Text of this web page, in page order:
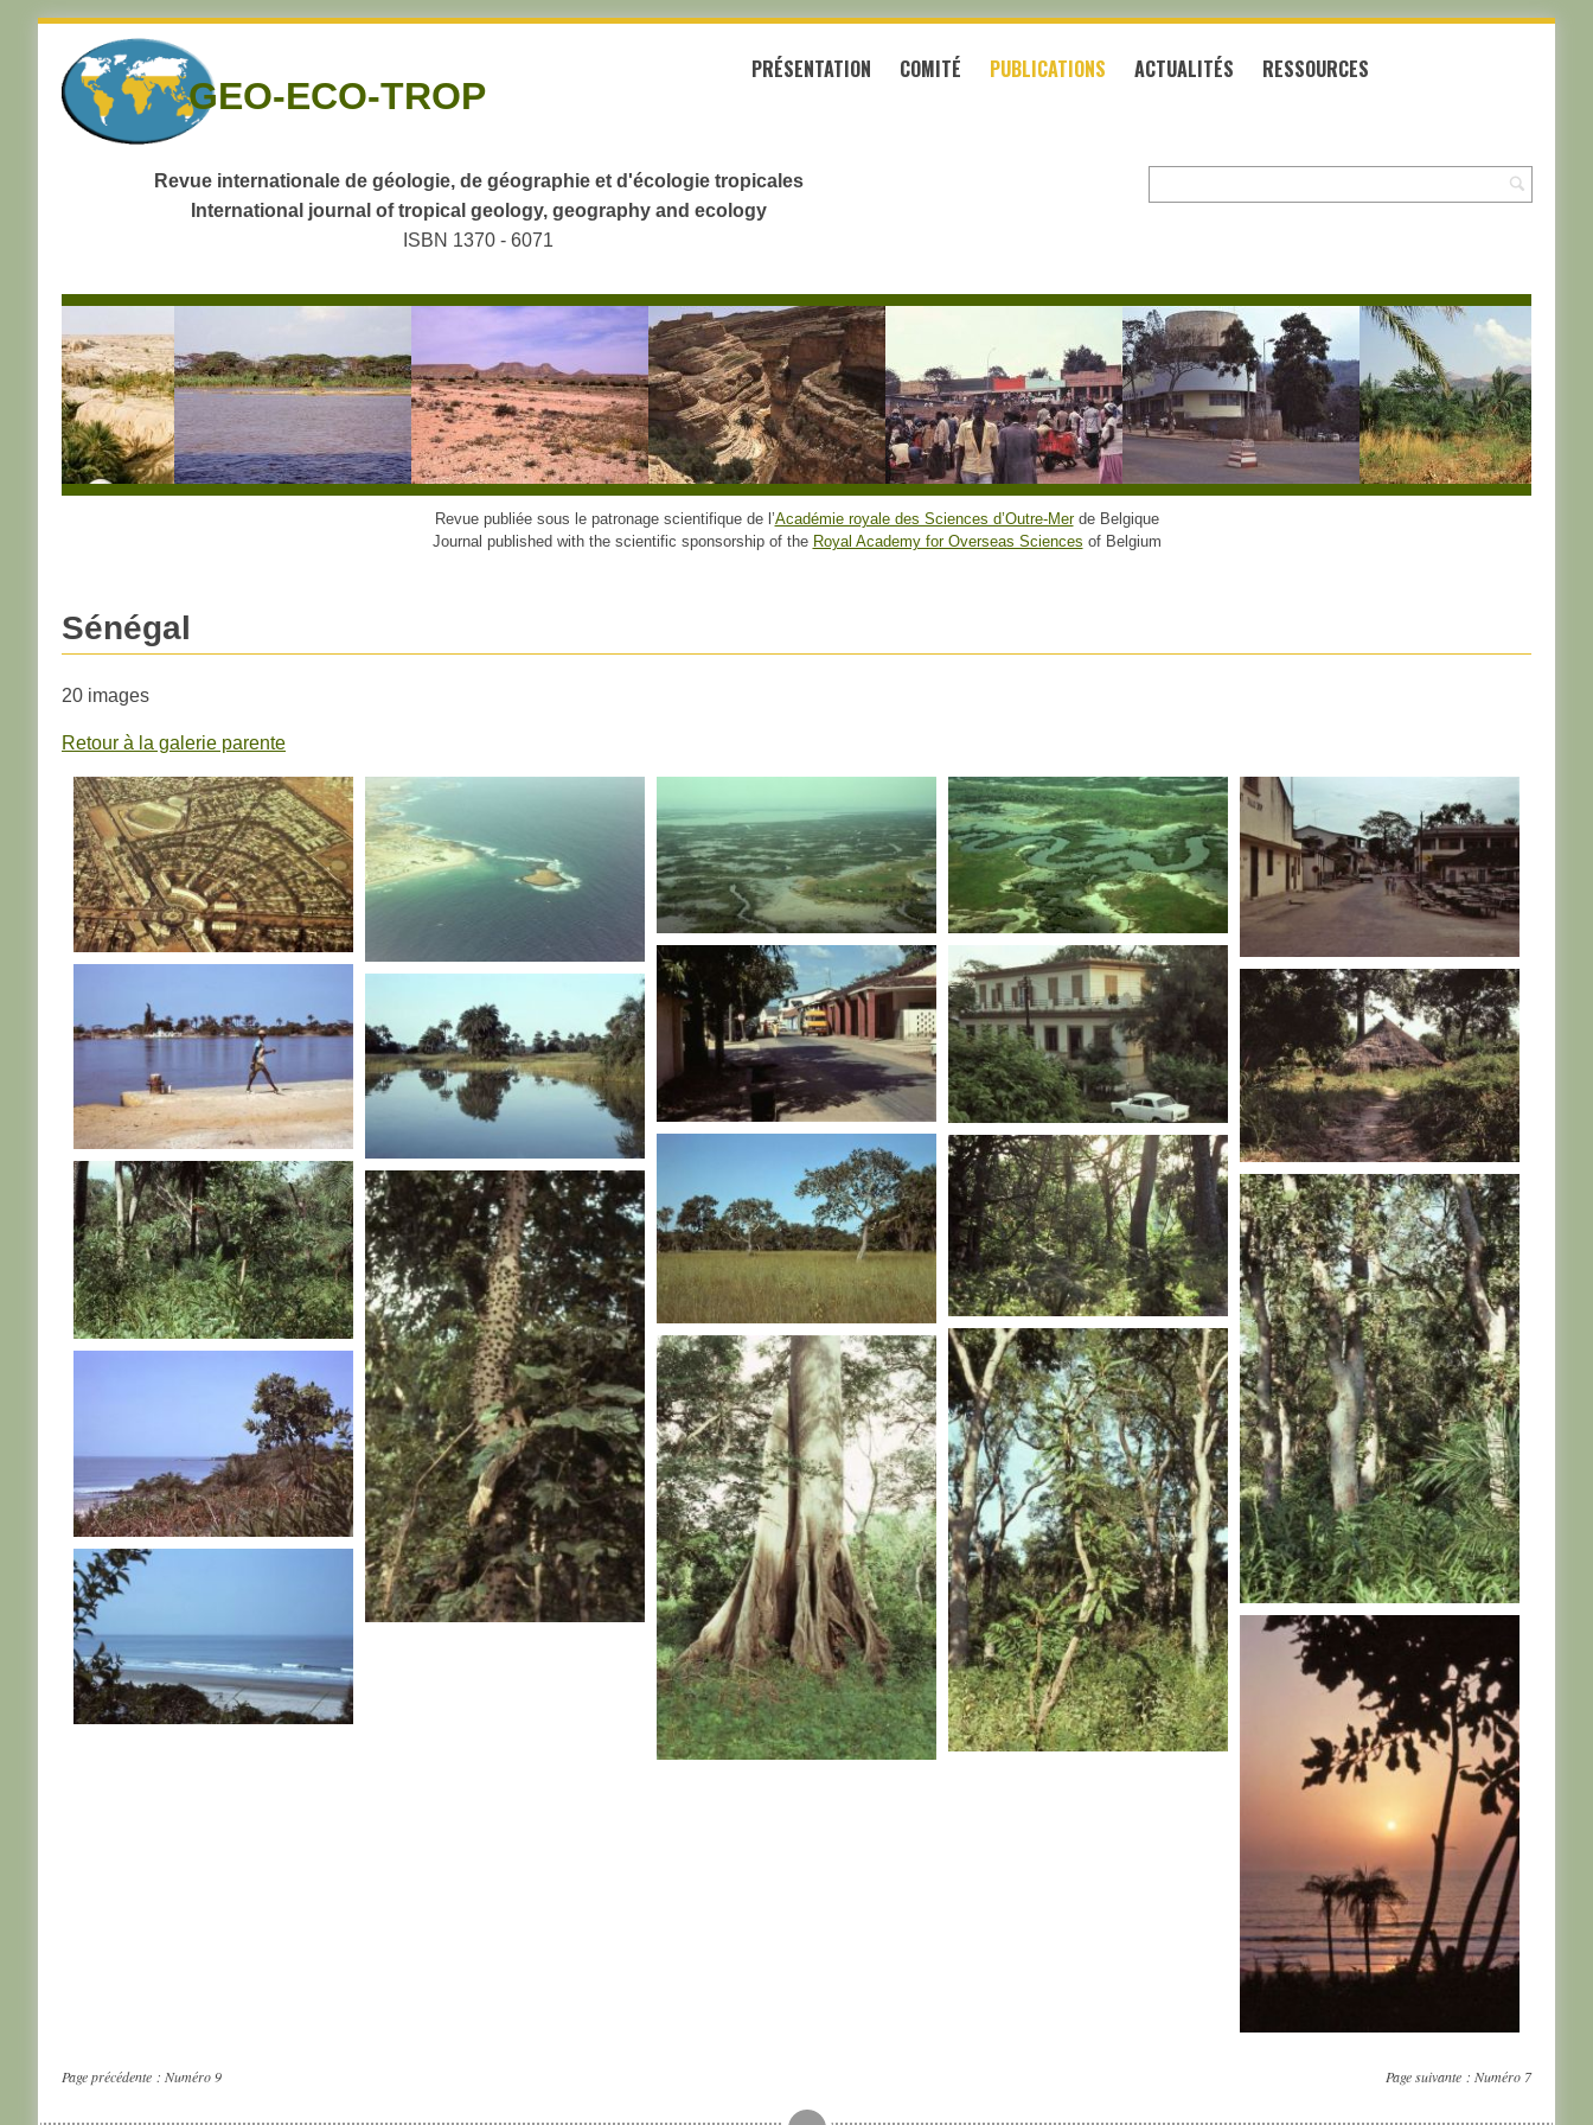
navigation
Skip
GEO-ECO-TROP
PRÉSENTATION COMITÉ PUBLICATIONS ACTUALITÉS RESSOURCES
Revue internationale de géologie, de géographie et d'écologie tropicales
International journal of tropical geology, geography and ecology
ISBN 1370 - 6071
Revue publiée sous le patronage scientifique de l’Académie royale des Sciences d’Outre-Merde Belgique
Journal published with the scientific sponsorship of the Royal Academy for Overseas Sciences of Belgium
Sénégal
20 images
Retour à la galerie parente
SENEGAL
SENEGAL
SENEGAL
SENEGAL
SENEGAL
SENEGAL
SENEGAL
SENEGAL
SENEGAL
SENEGAL
SENEGAL
Page précédente : Numéro 9 Page suivante : Numéro 7